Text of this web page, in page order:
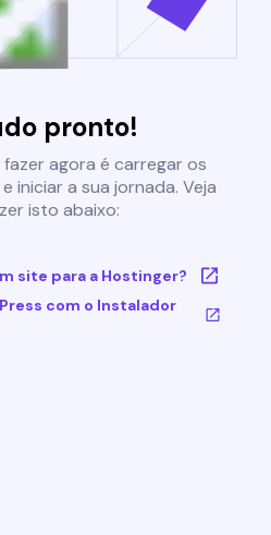
pronto!
agora é carregar os
iniciar a sua jornada. Veja
isto abaixo:
site para a Hostinger?
com o Instalador